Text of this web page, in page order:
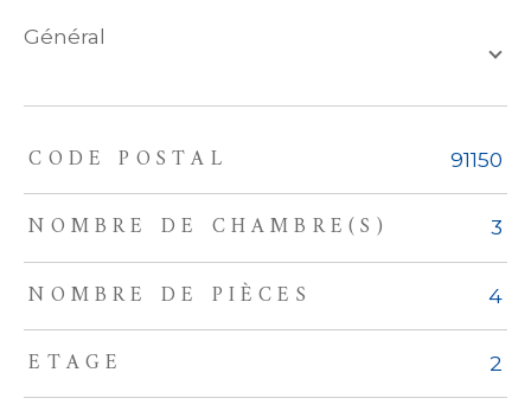
général
TRAD_ZEPHYR_Caracteristique TRAD_ZEPHYR_Valeurs
CODE POSTAL 91150
NOMBRE DE CHAMBRE(S) 3
NOMBRE DE PIÈCES 4
ETAGE 2